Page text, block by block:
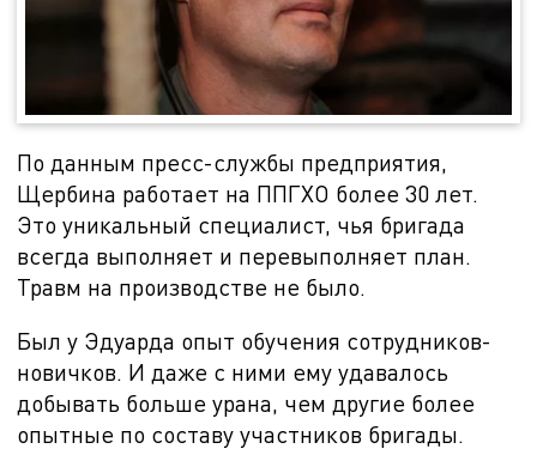
По данным пресс-службы предприятия,
Щербина работает на ППГХО более 30 лет.
Это уникальный специалист, чья бригада
всегда выполняет и перевыполняет план.
Травм на производстве не было.
Был у Эдуарда опыт обучения сотрудников-
новичков. И даже с ними ему удавалось
добывать больше урана, чем другие более
опытные по составу участников бригады.